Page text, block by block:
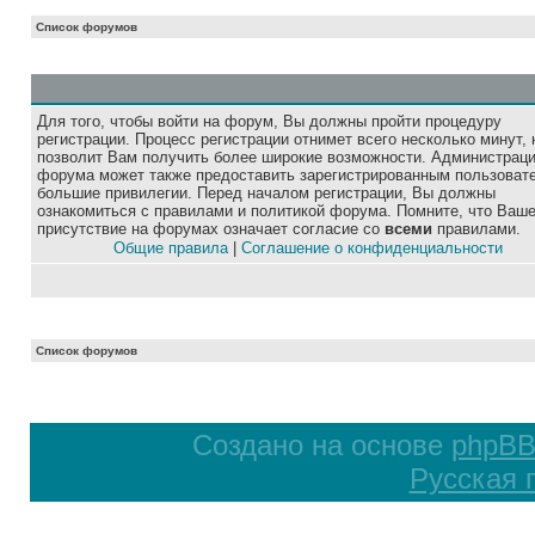
Список форумов
Для того, чтобы войти на форум, Вы должны пройти процедуру
регистрации. Процесс регистрации отнимет всего несколько минут,
позволит Вам получить более широкие возможности.
форума может также предоставить зарегистрированным
большие привилегии. Перед началом регистрации, Вы должны
ознакомиться с правилами и политикой форума. Помните, что Ваше
присутствие на форумах означает согласие со всеми правилами.
Общие правила| Соглашение о конфиденциальности
Список форумов
Создано на основе phpBB
Русская